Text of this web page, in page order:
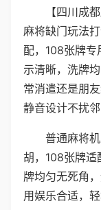
【四川成
麻将缺门玩法
配，108张牌专
示清晰，洗牌
常消遣还是朋
静音设计不扰
普通麻将
胡，108张牌
牌均匀无死角
用娱乐合适，